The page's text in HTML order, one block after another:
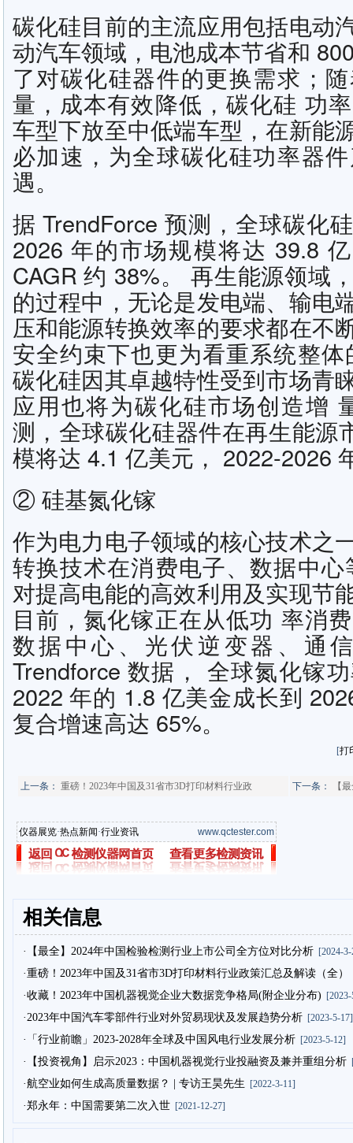
碳化硅目前的主流应用包括电动
动汽车领域，电池成本节省和
了对碳化硅器件的更换需求；
量，成本有效降低，碳化硅 功
车型下放至中低端车型，在新能
必加速，为全球碳化硅功率器
遇。
据 TrendForce 预测，全球碳化
2026 年的市场规模将达 39.8
CAGR 约 38%。 再生能源领域
的过程中，无论是发电端、输电
压和能源转换效率的要求都在不
安全约束下也更为看重系统整
碳化硅因其卓越特性受到市场青
应用也将为碳化硅市场创造增
测，全球碳化硅器件在再生能源
模将达 4.1 亿美元， 2022-2026
② 硅基氮化镓
作为电力电子领域的核心技术之
转换技术在消费电子、数据中
对提高电能的高效利用及实现节
目前，氮化镓正在从低功 率消
数据中心、光伏逆变器、通
Trendforce 数据， 全球氮化镓
2022 年的 1.8 亿美金成长到
复合增速高达 65%。
[打
上一条： 重磅！2023年中国及31省市3D打印材料行业政 下一条： 【
仪器展览·热点新闻·行业资讯 www.qctester.com
相关信息
·【最全】2024年中国检验检测行业上市公司全方位对比分析[2024-3-
·重磅！2023年中国及31省市3D打印材料行业政策汇总及解读（全）
·收藏！2023年中国机器视觉企业大数据竞争格局(附企业分布)
·2023年中国汽车零部件行业对外贸易现状及发展趋势分析[2023-5-17]
·「行业前瞻」2023-2028年全球及中国风电行业发展分析[2023-5-12]
·【投资视角】启示2023：中国机器视觉行业投融资及兼并重组分析
·航空业如何生成高质量数据？ | 专访王昊先生 [2022-3-11]
·郑永年：中国需要第二次入世[2021-12-27]